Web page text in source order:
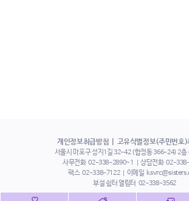
개인정보취급방침 고유식별정보(주민번호)
서울시 마포구 성지1길 32-42 (합정동 366-24) 2
사무전화 02-338-2890~1 상담전화 02-
팩스 02-338-7122 이메일
부설 쉼터 열림터 02-338-3562